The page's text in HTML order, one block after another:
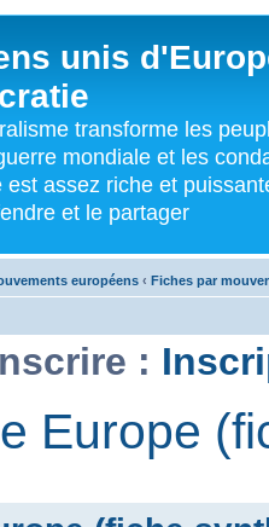
unis
transforme les
mondiale et les
est assez riche et
et le partager
européens ‹ Fiches par
:
Europe